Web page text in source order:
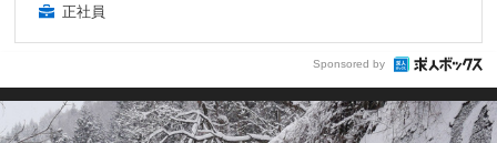
正社員
Sponsored by